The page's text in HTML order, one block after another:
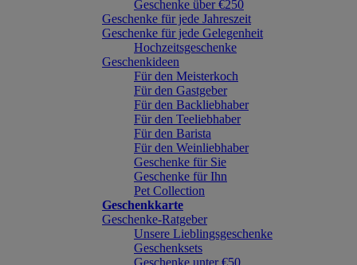
Geschenke über €250
Geschenke für jede Jahreszeit
Geschenke für jede Gelegenheit
Hochzeitsgeschenke
Geschenkideen
Für den Meisterkoch
Für den Gastgeber
Für den Backliebhaber
Für den Teeliebhaber
Für den Barista
Für den Weinliebhaber
Geschenke für Sie
Geschenke für Ihn
Pet Collection
Geschenkkarte
Geschenke-Ratgeber
Unsere Lieblingsgeschenke
Geschenksets
Geschenke unter €50